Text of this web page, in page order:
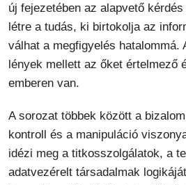
új fejezetében az alapvető
létre a tudás, ki birtokolja az
válhat a megfigyelés hatalommá.
lények mellett az őket értelmező
emberen van.
A sorozat többek között a
kontroll és a manipuláció
idézi meg a titkosszolgálatok, a
adatvezérelt társadalmak